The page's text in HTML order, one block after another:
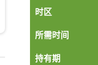
时区
所需时间
持有期